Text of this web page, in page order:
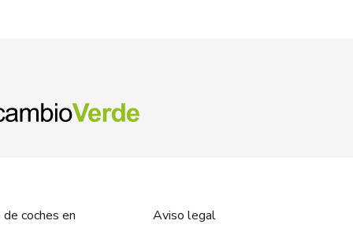
coches en
Aviso legal